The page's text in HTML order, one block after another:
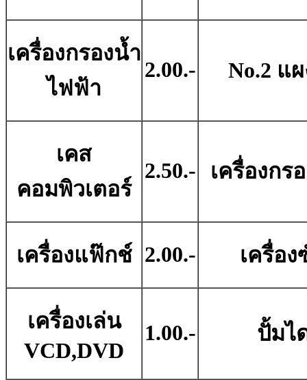
เครื่องกรองน้ำ
ไฟฟ้า
2.00.- No.2 แ
เคส
คอมพิวเตอร์
2.50.- เครื่องกร
เครื่องแฟ๊กช์ 2.00.- เครื่อ
เครื่องเล่น
VCD,DVD
1.00.- ปั้มไ